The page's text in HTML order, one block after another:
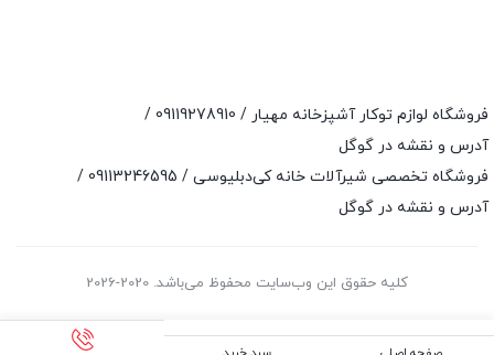
فروشگاه لوازم توکار آشپزخانه مهیار / 09119278910
/
آدرس و نقشه در گوگل
فروشگاه تخصصی شیرآلات خانه کی‌دبلیوسی / 09113246595
/
آدرس و نقشه در گوگل
کلیه حقوق این وب‌سایت محفوظ می‌باشد. 2020-2026